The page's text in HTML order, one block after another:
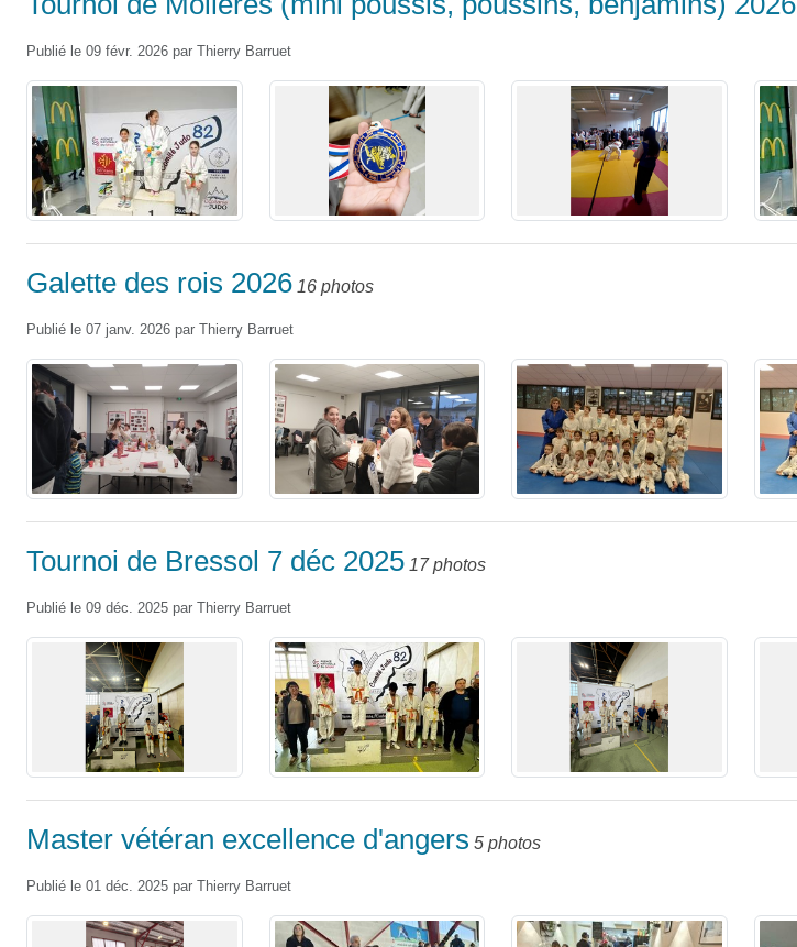
Publié le 09 févr. 2026 par Thierry Barruet
Galette des rois 2026 16 photos
Publié le 07 janv. 2026 par Thierry Barruet
Tournoi de Bressol 7 déc 2025 17 photos
Publié le 09 déc. 2025 par Thierry Barruet
Master vétéran excellence d'angers 5 photos
Publié le 01 déc. 2025 par Thierry Barruet